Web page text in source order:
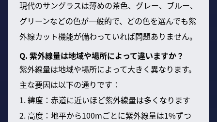
現代のサングラスは薄めの茶色、グレー、ブルー、
グリーンなどの色が一般的で、どの色を選んでも紫
外線カット機能が備わっていれば問題ありません。
Q. 紫外線量は地域や場所によって違いますか？
紫外線量は地域や場所によって大きく異なります。
主な要因は以下の通りです：
1. 緯度：赤道に近いほど紫外線量は多くなります
2. 高度：地平から100mごとに紫外線量は1%ずつ